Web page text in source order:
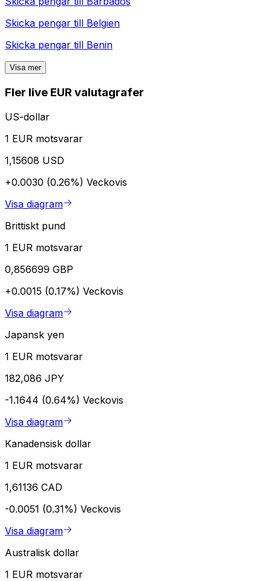
Skicka pengar till Belgien
Skicka pengar till Benin
Visa mer
Fler live EUR valutagrafer
US-dollar
1 EUR motsvarar
1,15608 USD
+0.0030 (0.26%) Veckovis
Visa diagram
Brittiskt pund
1 EUR motsvarar
0,856699 GBP
+0.0015 (0.17%) Veckovis
Visa diagram
Japansk yen
1 EUR motsvarar
182,086 JPY
-1.1644 (0.64%) Veckovis
Visa diagram
Kanadensisk dollar
1 EUR motsvarar
1,61136 CAD
-0.0051 (0.31%) Veckovis
Visa diagram
Australisk dollar
1 EUR motsvarar